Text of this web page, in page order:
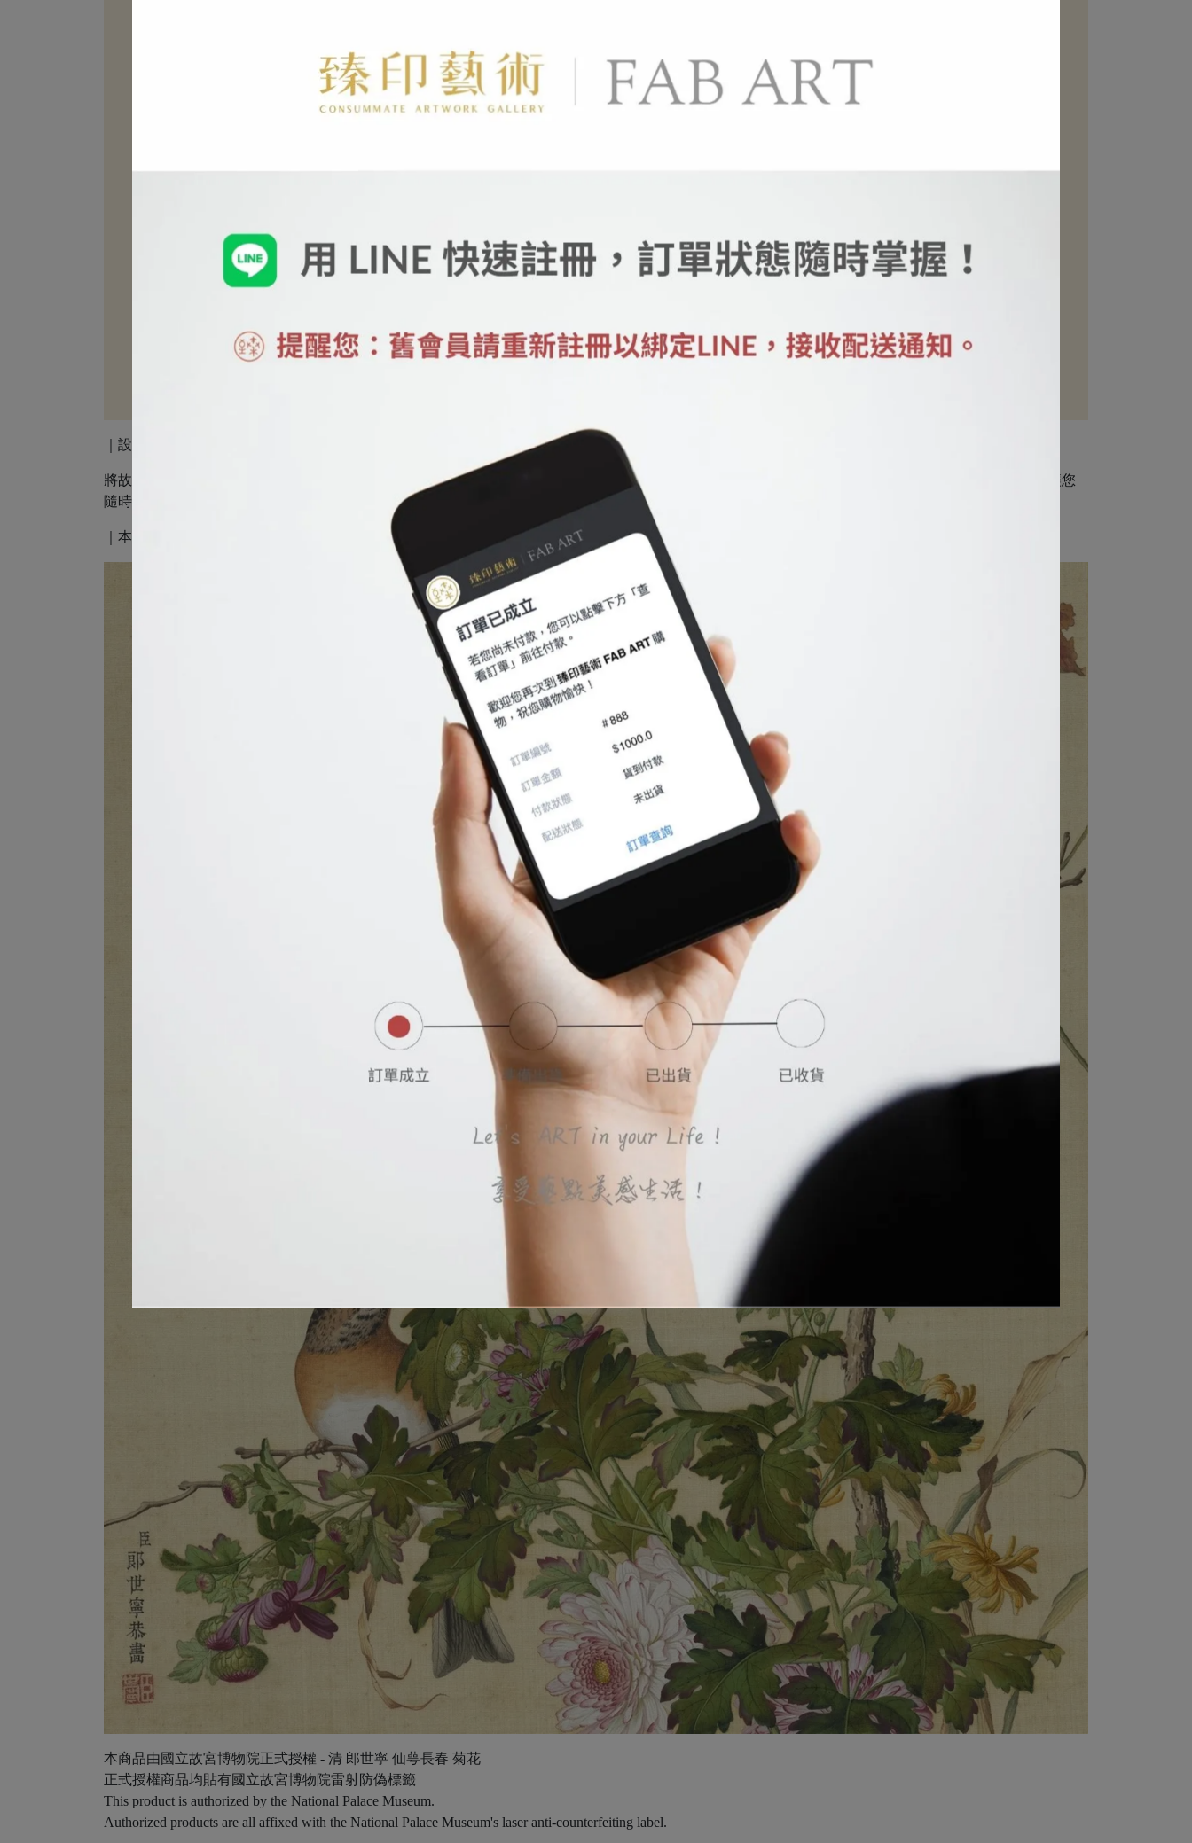
｜設計理念
將故宮經典畫作以現代美學重現，運用精緻的溫潤質地藝術紙， 簡單輕鬆帶著走，讓作品都成為日常生活中的優雅裝飾， 不僅增添了生活中的美感，還讓您
隨時隨地享受視覺上的美好體驗。
｜本商品創意來自於國立故宮博物院「 清 郎世寧 仙萼長春 菊花 」
本商品由國立故宮博物院正式授權 - 清 郎世寧 仙萼長春 菊花
正式授權商品均貼有國立故宮博物院雷射防偽標籤
This product is authorized by the National Palace Museum.
Authorized products are all affixed with the National Palace Museum's laser anti-counterfeiting label.